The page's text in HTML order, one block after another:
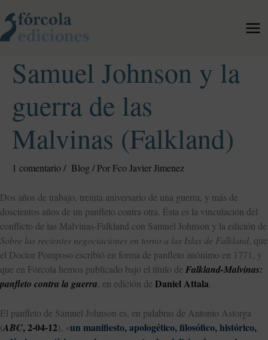
al
contenido
Samuel Johnson y la
guerra de las
Malvinas (Falkland)
1 comentario/ Blog / Por Fco Javier Jimenez
Dos años de trabajo, treinta aniversario de una guerra, y más de
doscientos años de un panfleto contra otra. Ésta es la vinculación del
conflicto de las Malvinas-Falkland con Samuel Johnson y la edición de
Sobre las recientes negociaciones en torno a las Islas de Falkland , que
el Doctor Pomposo escribió en forma de panfleto anónimo en 1771, y
que en Fórcola hemos publicado bajo el título de Falkland-Malvinas:
panfleto contra la guerra , en edición de Daniel Attala
El panfleto de Samuel Johnson es, en palabras de Antonio Astorga
(ABC, 2-04-12), «un manifiesto, apologético, filosófico, histórico,